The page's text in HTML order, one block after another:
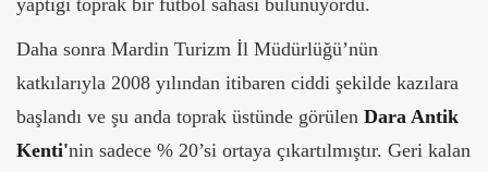
yaptığı toprak bir futbol sahası bulunuyordu.
Daha sonra Mardin Turizm İl Müdürlüğü’nün
katkılarıyla 2008 yılından itibaren ciddi şekilde kazılara
başlandı ve şu anda toprak üstünde görülen Dara Antik
Kenti'nin sadece % 20’si ortaya çıkartılmıştır. Geri kalan